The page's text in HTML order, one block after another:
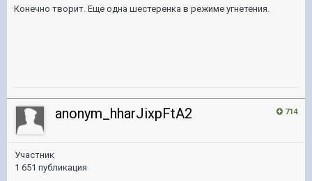
Конечно творит. Еще одна шестеренка в режиме угнетения.
714
anonym_hharJixpFtA2
Участник
1 651 публикация